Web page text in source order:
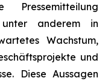
unter anderem in
Wachstum,
und
Diese Aussagen